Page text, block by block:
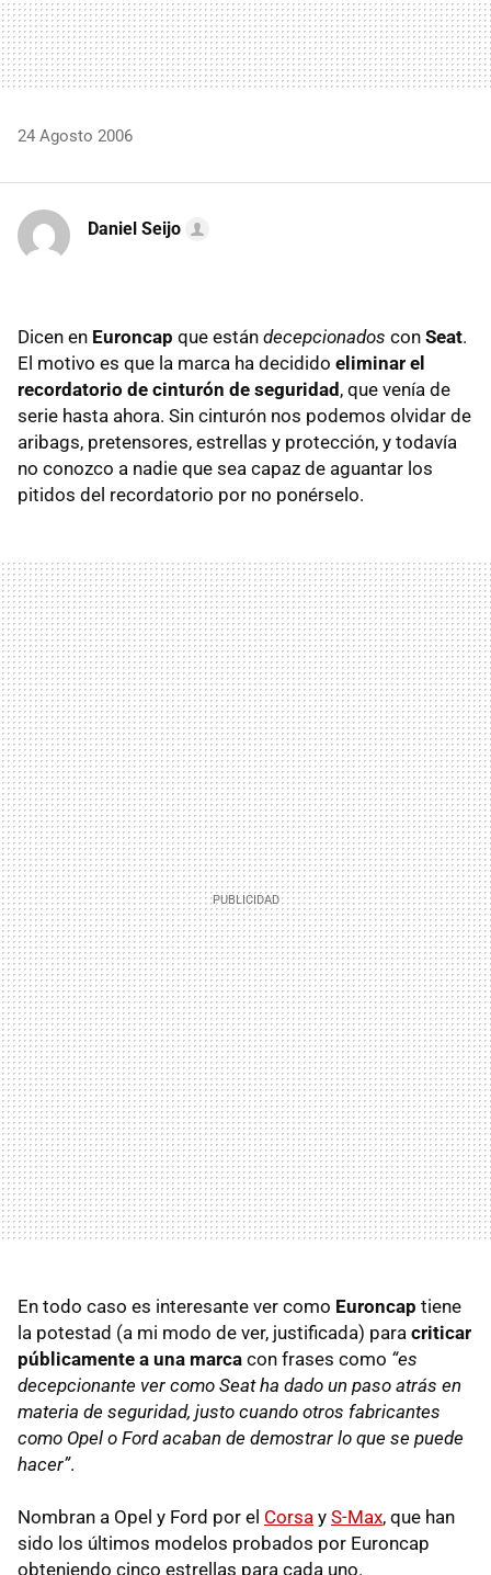
24 Agosto 2006
Daniel Seijo
Dicen en Euroncap que están decepcionados con Seat.
El motivo es que la marca ha decidido eliminar el
recordatorio de cinturón de seguridad , que venía de
serie hasta ahora. Sin cinturón nos podemos olvidar de
aribags, pretensores, estrellas y protección, y todavía
no conozco a nadie que sea capaz de aguantar los
pitidos del recordatorio por no ponérselo.
En todo caso es interesante ver como Euroncap tiene
la potestad (a mi modo de ver, justificada) para criticar
públicamente a una marca con frases como “es
decepcionante ver como Seat ha dado un paso atrás en
materia de seguridad, justo cuando otros fabricantes
como Opel o Ford acaban de demostrar lo que se puede
hacer”.
Nombran a Opel y Ford por el Corsa y S-Max, que han
sido los últimos modelos probados por Euroncap
obteniendo cinco estrellas para cada uno.